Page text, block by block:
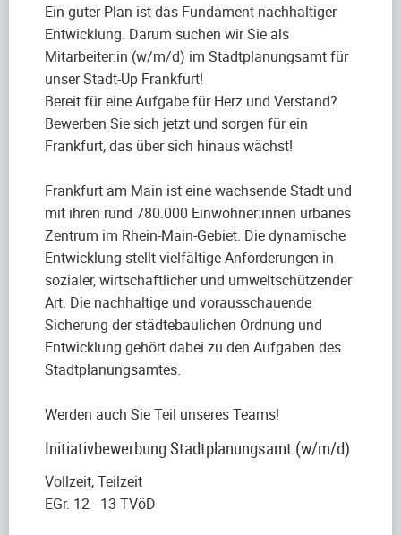
Ein guter Plan ist das Fundament nachhaltiger
Entwicklung. Darum suchen wir Sie als
Mitarbeiter:in (w/m/d) im Stadtplanungsamt für
unser Stadt-Up Frankfurt!
Bereit für eine Aufgabe für Herz und Verstand?
Bewerben Sie sich jetzt und sorgen für ein
Frankfurt, das über sich hinaus wächst!
Frankfurt am Main ist eine wachsende Stadt und
mit ihren rund 780.000 Einwohner:innen urbanes
Zentrum im Rhein-Main-Gebiet. Die dynamische
Entwicklung stellt vielfältige Anforderungen in
sozialer, wirtschaftlicher und umweltschützender
Art. Die nachhaltige und vorausschauende
Sicherung der städtebaulichen Ordnung und
Entwicklung gehört dabei zu den Aufgaben des
Stadtplanungsamtes.
Werden auch Sie Teil unseres Teams!
Initiativbewerbung Stadtplanungsamt (w/m/d)
Vollzeit, Teilzeit
EGr. 12 - 13 TVöD